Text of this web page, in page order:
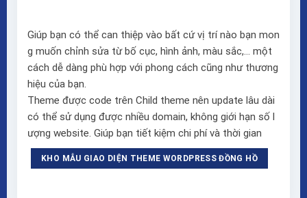
Giúp bạn có thể can thiệp vào bất cứ vị trí nào bạn mon
g muốn chỉnh sửa từ bố cục, hình ảnh, màu sắc,… một
cách dễ dàng phù hợp với phong cách cũng như thương
hiệu của bạn.
Theme được code trên Child theme nên update lâu dài
có thể sử dụng được nhiều domain, không giới hạn số l
ượng website. Giúp bạn tiết kiệm chi phí và thời gian
KHO MẪU GIAO DIỆN THEME WORDPRESS ĐỒNG HỒ